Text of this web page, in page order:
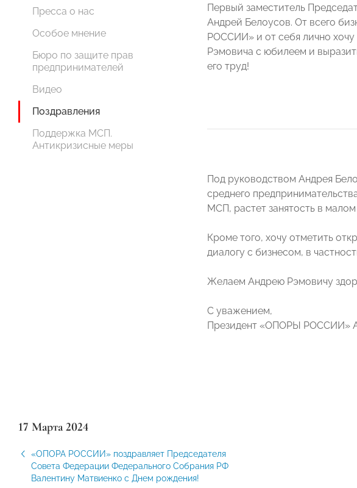
Пресса о нас
Особое мнение
Бюро по защите прав
предпринимателей
Видео
Поздравления
Поддержка МСП.
Антикризисные меры
Первый заместитель
Андрей Белоусов. От всего
РОССИИ» и от себя лично хочу
Рэмовича с юбилеем и
его труд!
Под руководством Андрея
среднего
МСП, растет занятость в
Кроме того, хочу отметить
диалогу с бизнесом, в
Желаем Андрею Рэмовичу
С уважением,
Президент «ОПОРЫ РОССИИ»
17 Марта 2024
«ОПОРА РОССИИ» поздравляет Председателя
Совета Федерации Федерального Собрания РФ
Валентину Матвиенко с Днем рождения!